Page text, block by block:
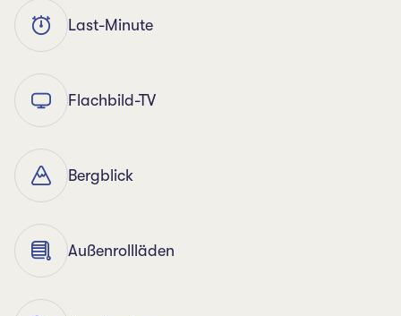
Last-Minute
Flachbild-TV
Bergblick
Außenrollläden